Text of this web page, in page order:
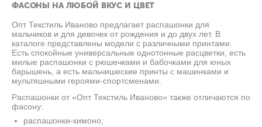
ФАСОНЫ НА ЛЮБОЙ ВКУС И ЦВЕТ
Опт Текстиль Иваново предлагает распашонки для
мальчиков и для девочек от рождения и до двух лет. В
каталоге представлены модели с различными принтами.
Есть спокойные универсальные однотонные расцветки, есть
милые распашонки с рюшечками и бабочками для юных
барышень, а есть мальчишеские принты с машинками и
мультяшными героями-спортсменами.
Распашонки от «Опт Текстиль Иваново» также отличаются по
фасону:
распашонки-кимоно;